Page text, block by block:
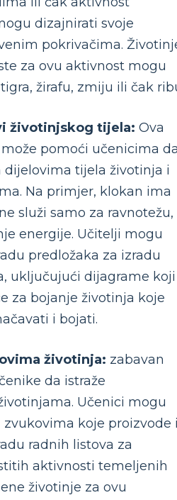
dizajnirati svoje
pokrivačima.
za ovu aktivnost mogu
žirafu, zmiju ili čak
životinjskog tijela: Ova
pomoći učenicima
dijelovima tijela životinja i
Na primjer, klokan ima
služi samo za ravnotežu,
energije. Učitelji mogu
predložaka za izradu
uključujući dijagrame koji
za bojanje životinja koje
i bojati.
životinja: zabavan
da istraže
Učenici mogu
koje proizvode
radnih listova za
aktivnosti temeljenih
životinje za ovu